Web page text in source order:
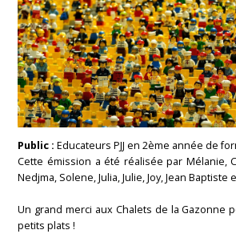
Public :Educateurs PJJ en 2ème année de
Cette émission a été réalisée par Mélanie,
Nedjma, Solene, Julia, Julie, Joy, Jean Baptiste
Un grand merci aux Chalets de la Gazonne
petits plats !